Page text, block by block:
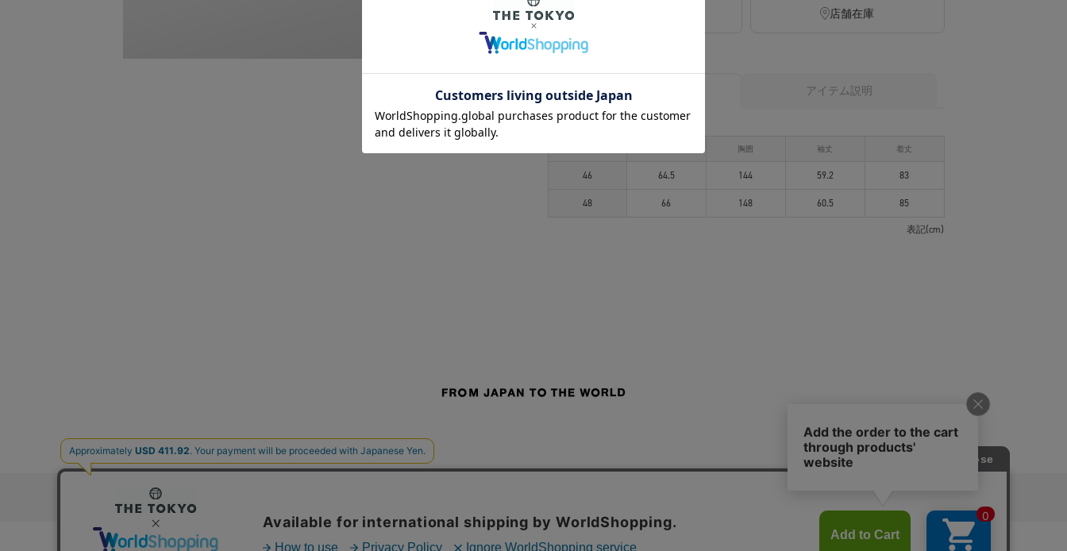
店舗在庫
アイテムサイズ アイテム説明
胸囲 袖丈 着丈
46 64.5 144 59.2 83
48 66 148 60.5 85
表記(cm)
コーポレートサイト 採用サイト STUDIOUS CONZ UNITED TOKYO PUBLIC TOKYO